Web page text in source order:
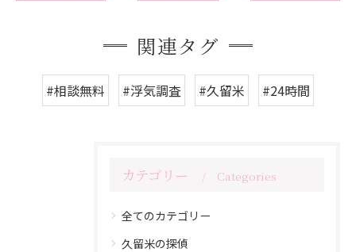
関連タグ
#相談無料 #浮気調査 #久留米 #24時間
カテゴリー Categories
全てのカテゴリー
久留米の探偵